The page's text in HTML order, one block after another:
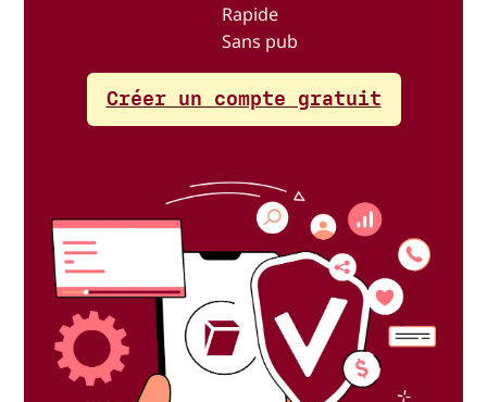
Rapide
Sans pub
Créer un compte gratuit